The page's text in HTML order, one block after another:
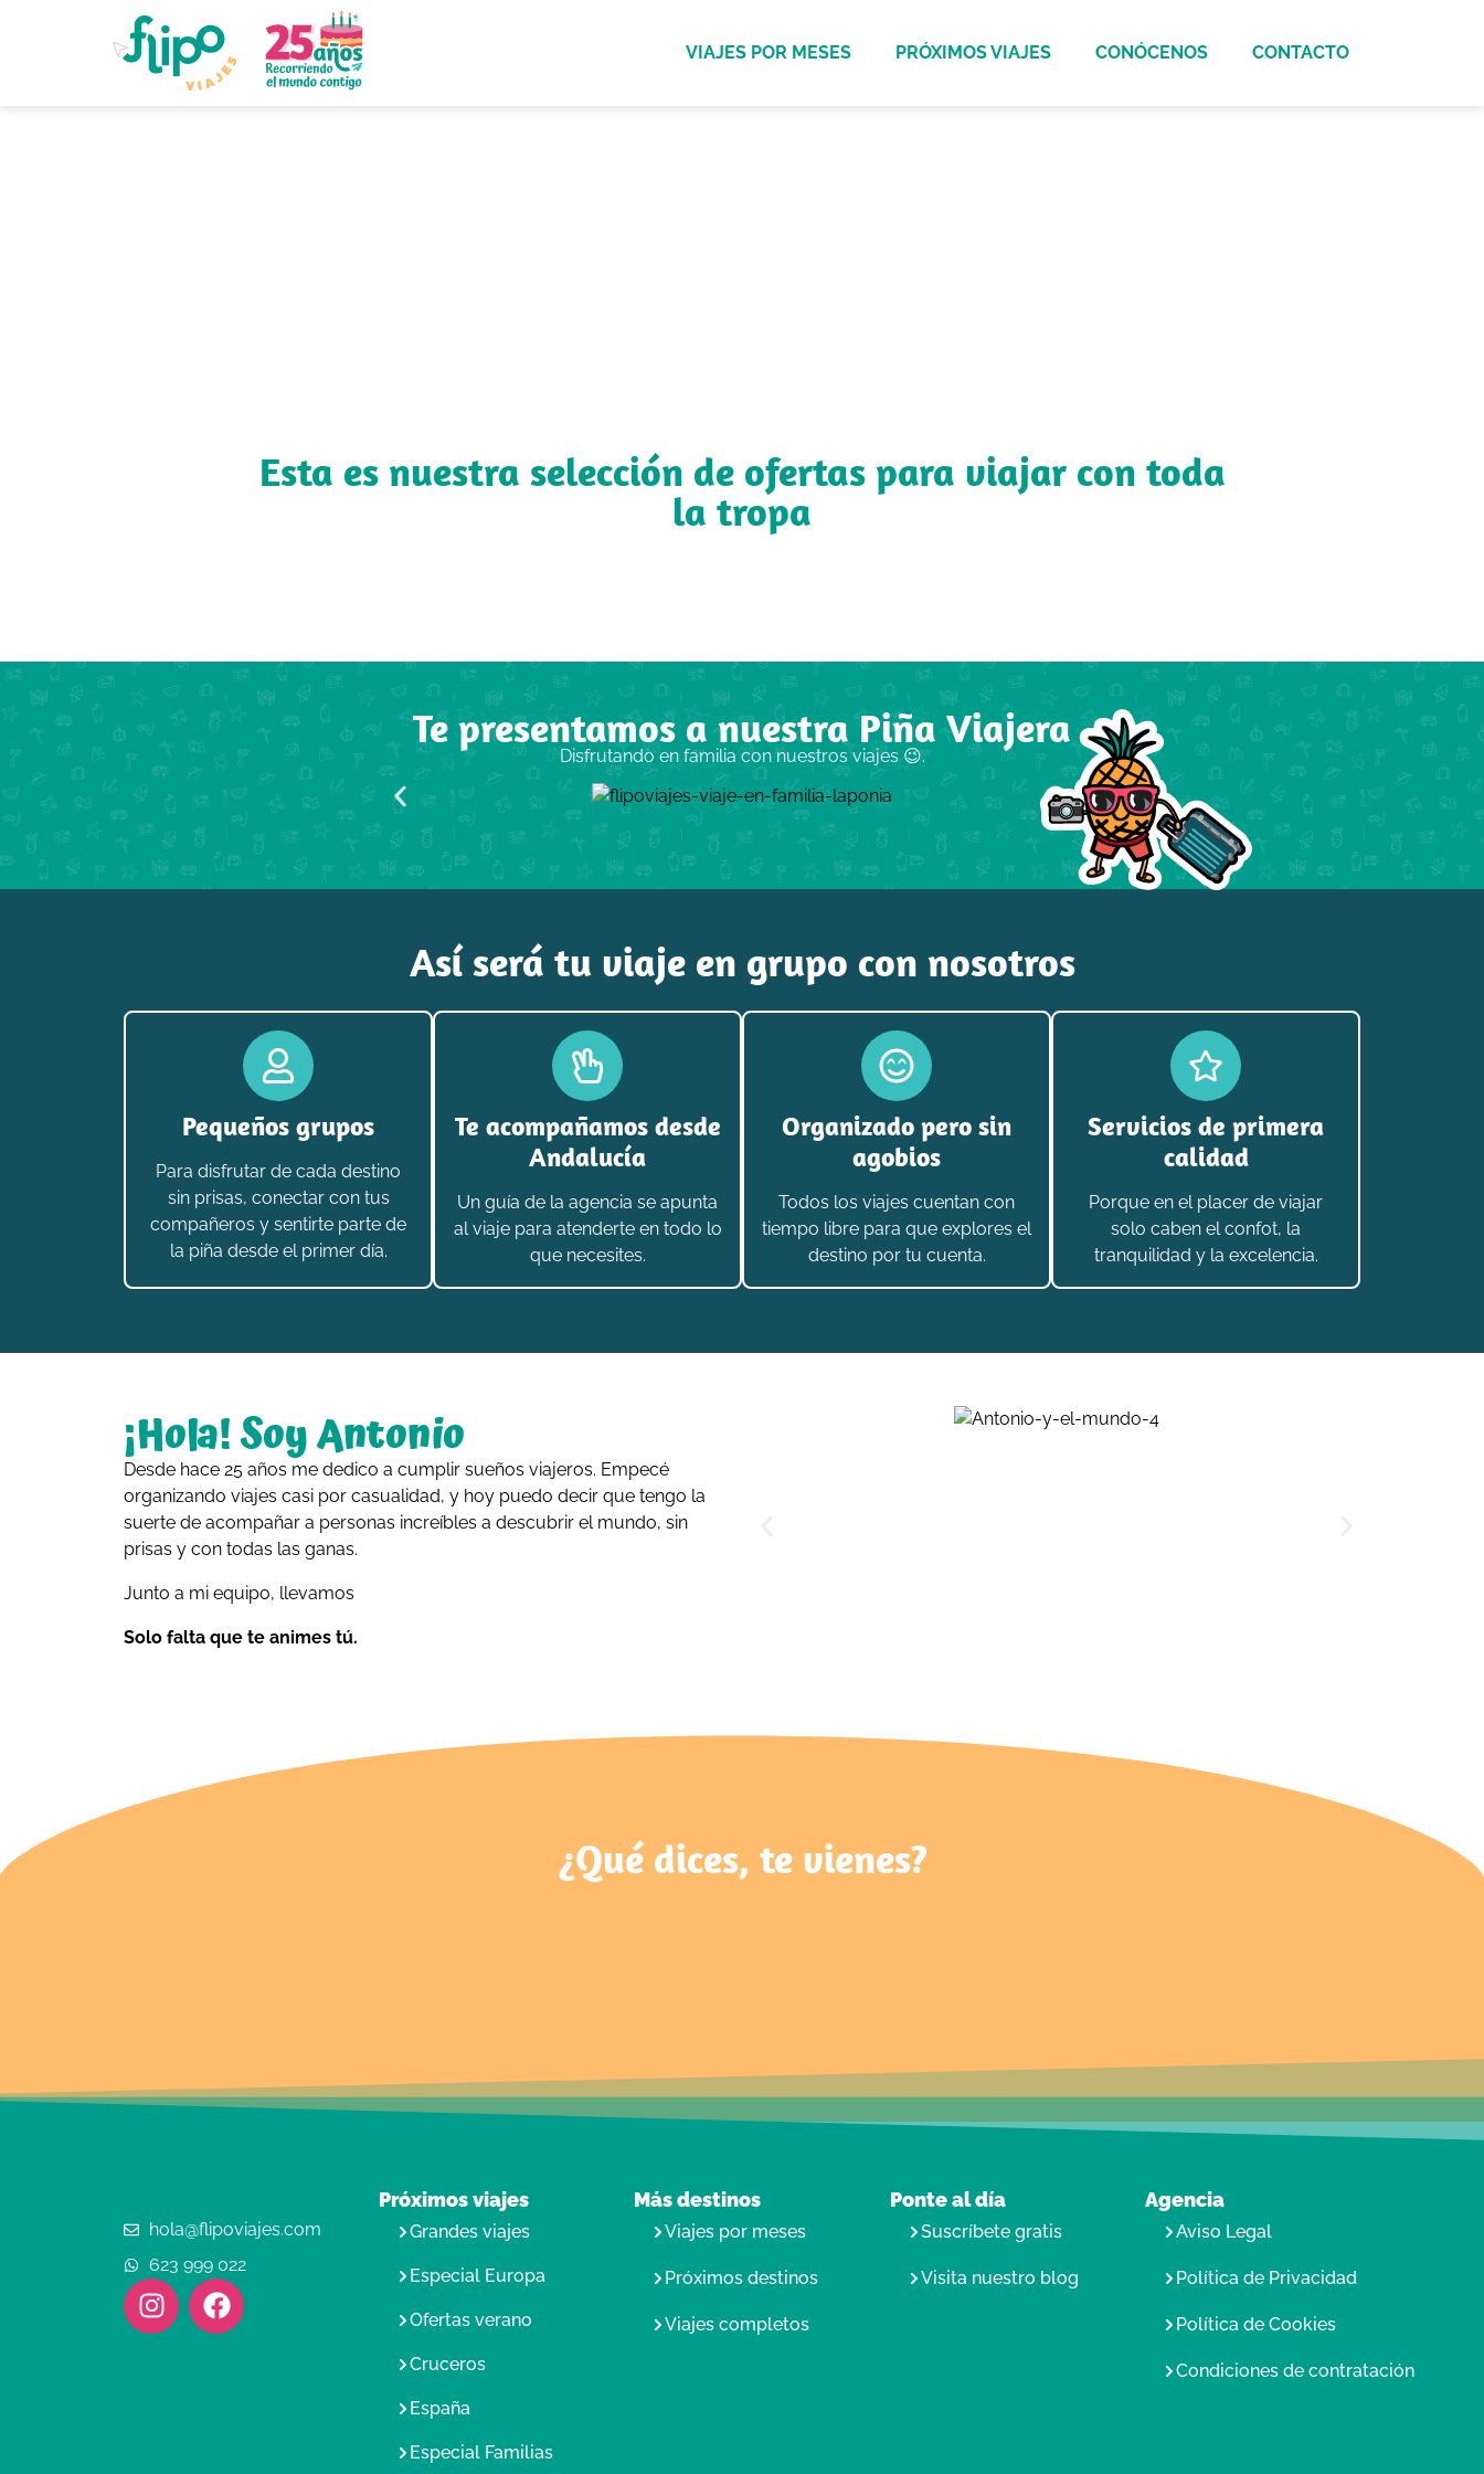
VIAJES POR MESES PRÓXIMOS VIAJES CONÓCENOS CONTACTO
Esta es nuestra selección de ofertas para viajar con toda
la tropa
Te presentamos a nuestra Piña Viajera
Disfrutando en familia con nuestros viajes 😉.
Así será tu viaje en grupo con nosotros
Pequeños grupos
Para disfrutar de cada destino
sin prisas, conectar con tus
compañeros y sentirte parte de
la piña desde el primer día.
Te acompañamos desde
Andalucía
Un guía de la agencia se apunta
al viaje para atenderte en todo lo
que necesites.
Organizado pero sin
agobios
Todos los viajes cuentan con
tiempo libre para que explores el
destino por tu cuenta.
Servicios de primera
calidad
Porque en el placer de viajar
solo caben el confot, la
tranquilidad y la excelencia.
¡Hola! Soy Antonio
Desde hace 25 años me dedico a cumplir sueños viajeros. Empecé
organizando viajes casi por casualidad, y hoy puedo decir que tengo la
suerte de acompañar a personas increíbles a descubrir el mundo, sin
prisas y con todas las ganas.
Junto a mi equipo, llevamos
Solo falta que te animes tú.
¿Qué dices, te vienes?
hola@flipoviajes.com
623 999 022
Próximos viajes
Grandes viajes
Especial Europa
Ofertas verano
Cruceros
España
Especial Familias
Más destinos
Viajes por meses
Próximos destinos
Viajes completos
Ponte al día
Suscríbete gratis
Visita nuestro blog
Agencia
Aviso Legal
Política de Privacidad
Política de Cookies
Condiciones de contratación